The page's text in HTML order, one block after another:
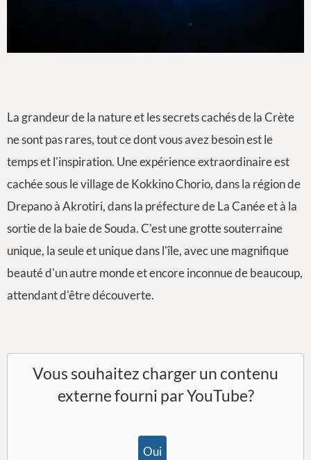
La grandeur de la nature et les secrets cachés de la Crète
ne sont pas rares, tout ce dont vous avez besoin est le
temps et l'inspiration. Une expérience extraordinaire est
cachée sous le village de Kokkino Chorio, dans la région de
Drepano à Akrotiri, dans la préfecture de La Canée et à la
sortie de la baie de Souda. C'est une grotte souterraine
unique, la seule et unique dans l'île, avec une magnifique
beauté d'un autre monde et encore inconnue de beaucoup,
attendant d'être découverte.
Vous souhaitez charger un contenu
externe fourni parYouTube?
Oui